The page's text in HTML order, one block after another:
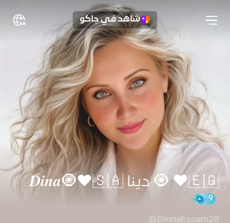
شاهد في جاكو
🇪🇬❤ 🧿 دينا 𝑫𝒊𝒏𝒂🧿❤🇸🇦
@DinnaEssam28